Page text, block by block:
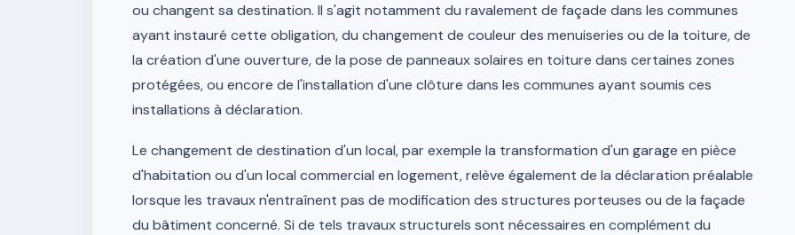
ou changent sa destination. Il s'agit notamment du ravalement de façade dans les communes
ayant instauré cette obligation, du changement de couleur des menuiseries ou de la toiture, de
la création d'une ouverture, de la pose de panneaux solaires en toiture dans certaines zones
protégées, ou encore de l'installation d'une clôture dans les communes ayant soumis ces
installations à déclaration.
Le changement de destination d'un local, par exemple la transformation d'un garage en pièce
d'habitation ou d'un local commercial en logement, relève également de la déclaration préalable
lorsque les travaux n'entraînent pas de modification des structures porteuses ou de la façade
du bâtiment concerné. Si de tels travaux structurels sont nécessaires en complément du